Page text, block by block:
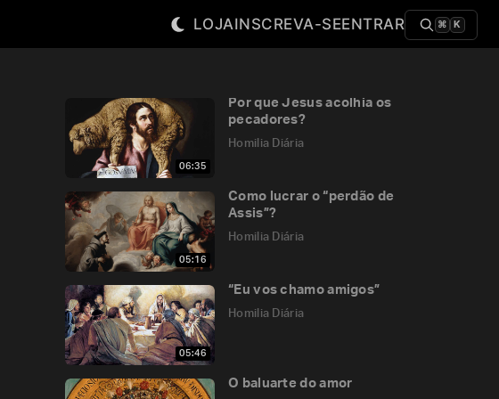
LOJAINSCREVA-SEENTRAR ⌘ K
06:35
Por que Jesus acolhia os
pecadores?
Homilia Diária
05:16
Como lucrar o “perdão de
Assis”?
Homilia Diária
05:46
“Eu vos chamo amigos”
Homilia Diária
O baluarte do amor